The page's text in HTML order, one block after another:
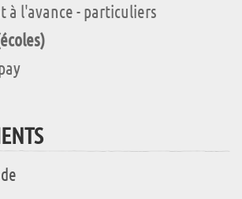
à l'avance - particuliers